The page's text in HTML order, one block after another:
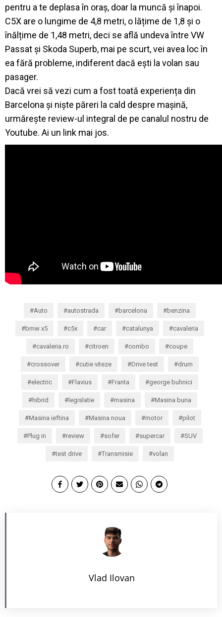
pentru a te deplasa în oraș, doar la muncă și înapoi.
C5X are o lungime de 4,8 metri, o lățime de 1,8 și o
înălțime de 1,48 metri, deci se află undeva între VW
Passat și Skoda Superb, mai pe scurt, vei avea loc în
ea fără probleme, indiferent dacă ești la volan sau
pasager.
Dacă vrei să vezi cum a fost toată experiența din
Barcelona și niște păreri la cald despre mașină,
urmărește review-ul integral de pe canalul nostru de
Youtube. Ai un link mai jos.
Auto autostrada barcelona benzina
bmw x5 c5x car catalunya cavaleria
cavaleria.ro citroen combo coupe
crossover cutie viteze Drive test drum
electric Flavius Franta george buhnici
hibrid legislatie masina Masina buna
Masina ieftina Masina noua motor pilot
Plug in review sofer supercar SUV
test drive Transmisie volan
Vlad Ilovan